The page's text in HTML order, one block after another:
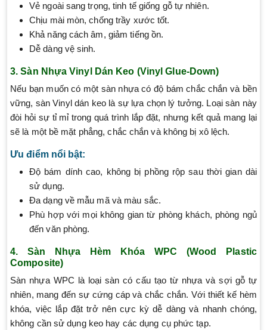
Vẻ ngoài sang trọng, tinh tế giống gỗ tự nhiên.
Chịu mài mòn, chống trầy xước tốt.
Khả năng cách âm, giảm tiếng ồn.
Dễ dàng vệ sinh.
3. Sàn Nhựa Vinyl Dán Keo (Vinyl Glue-Down)
Nếu bạn muốn có một sàn nhựa có độ bám chắc chắn và bền
vững, sàn Vinyl dán keo là sự lựa chọn lý tưởng. Loại sàn này
đòi hỏi sự tỉ mỉ trong quá trình lắp đặt, nhưng kết quả mang lại
sẽ là một bề mặt phẳng, chắc chắn và không bị xô lệch.
Ưu điểm nổi bật:
Độ bám dính cao, không bị phồng rộp sau thời gian dài
sử dụng.
Đa dạng về mẫu mã và màu sắc.
Phù hợp với mọi không gian từ phòng khách, phòng ngủ
đến văn phòng.
4. Sàn Nhựa Hèm Khóa WPC (Wood Plastic
Composite)
Sàn nhựa WPC là loại sàn có cấu tạo từ nhựa và sợi gỗ tự
nhiên, mang đến sự cứng cáp và chắc chắn. Với thiết kế hèm
khóa, việc lắp đặt trở nên cực kỳ dễ dàng và nhanh chóng,
không cần sử dụng keo hay các dụng cụ phức tạp.